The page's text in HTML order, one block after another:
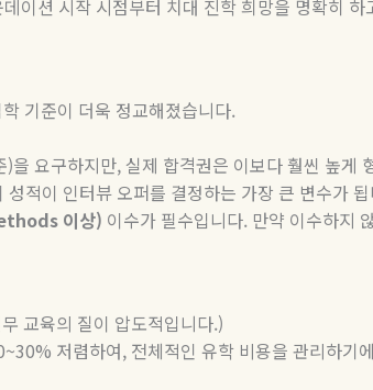
데이션 시작 시점부터 치대 진학 희망을 명확히
기준이 더욱 정교해졌습니다.
)을 요구하지만, 실제 합격권은 이보다 훨씬 높게
성적이 인터뷰 오퍼를 결정하는 가장 큰 변수가
이상) 이수가 필수입니다. 만약 이수하지
교육의 질이 압도적입니다.)
저렴하여, 전체적인 유학 비용을 관리하기